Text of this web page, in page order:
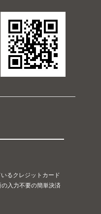
るクレジットカード
入力不要の簡単決済